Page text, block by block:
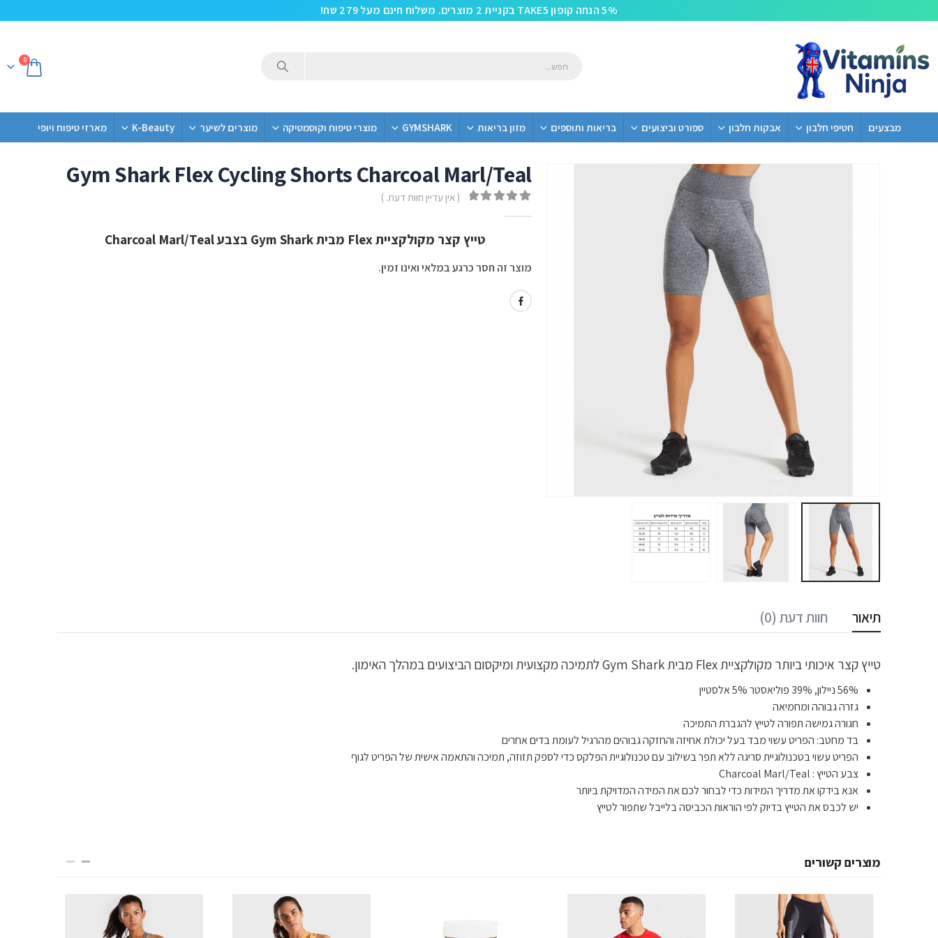
5% הנחה קופון TAKE5 בקניית 2 מוצרים. משלוח חינם מעל 279 שח!
0
מבצעים חטיפי חלבון אבקות חלבון ספורט וביצועים בריאות ותוספים מזון בריאות GYMSHARK מוצרי טיפוח וקוסמטיקה מוצרים לשיער K-Beauty מארזי טיפוח ויופי
Gym Shark Flex Cycling Shorts Charcoal Marl/Teal
( אין עדיין חוות דעת. )
טייץ קצר מקולקציית Flex מבית Gym Shark בצבע Charcoal Marl/Teal
מוצר זה חסר כרגע במלאי ואינו זמין.
תיאור חוות דעת (0)
טייץ קצר איכותי ביותר מקולקציית Flex מבית Gym Shark לתמיכה מקצועית ומיקסום הביצועים במהלך האימון.
56% ניילון, 39% פוליאסטר 5% אלסטיין
גזרה גבוהה ומחמיאה
חגורה גמישה תפורה לטייץ להגברת התמיכה
בד מחטב: הפריט עשוי מבד בעל יכולת אחיזה והחזקה גבוהים מהרגיל לעומת בדים אחרים
הפריט עשוי בטכנולוגיית סריגה ללא תפר בשילוב עם טכנולוגיית הפלקס כדי לספק תזוזה, תמיכה והתאמה אישית של הפריט לגוף
צבע הטייץ : Charcoal Marl/Teal
אנא בידקו את מדריך המידות כדי לבחור לכם את המידה המדויקת ביותר
יש לכבס את הטייץ בדיוק לפי הוראות הכביסה בלייבל שתפור לטייץ
מוצרים קשורים